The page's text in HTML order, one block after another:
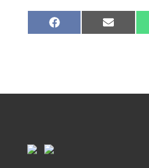
Compartir
en
Compartir
en